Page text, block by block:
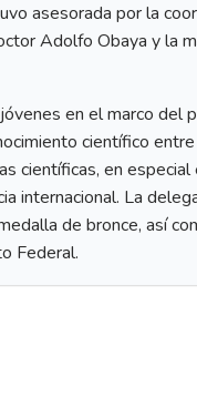
asesorada por la
Adolfo Obaya y la
en el marco del
científico
científicas, en especial
internacional. La
de bronce, así
Federal.